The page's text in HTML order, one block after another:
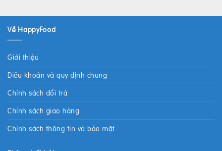
Về HappyFood
Giới thiệu
Điều khoản và quy định chung
Chính sách đổi trả
Chính sách giao hàng
Chính sách thông tin và bảo mật